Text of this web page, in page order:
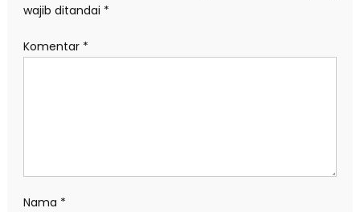
wajib ditandai *
Komentar *
Nama *